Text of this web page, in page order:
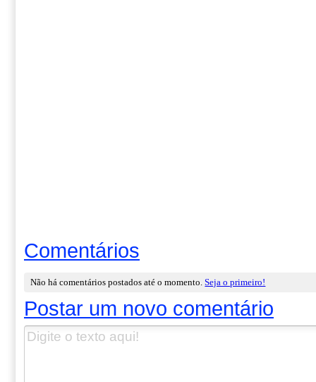
Comentários
Não há comentários postados até o momento.Seja o primeiro!
Postar um novo comentário